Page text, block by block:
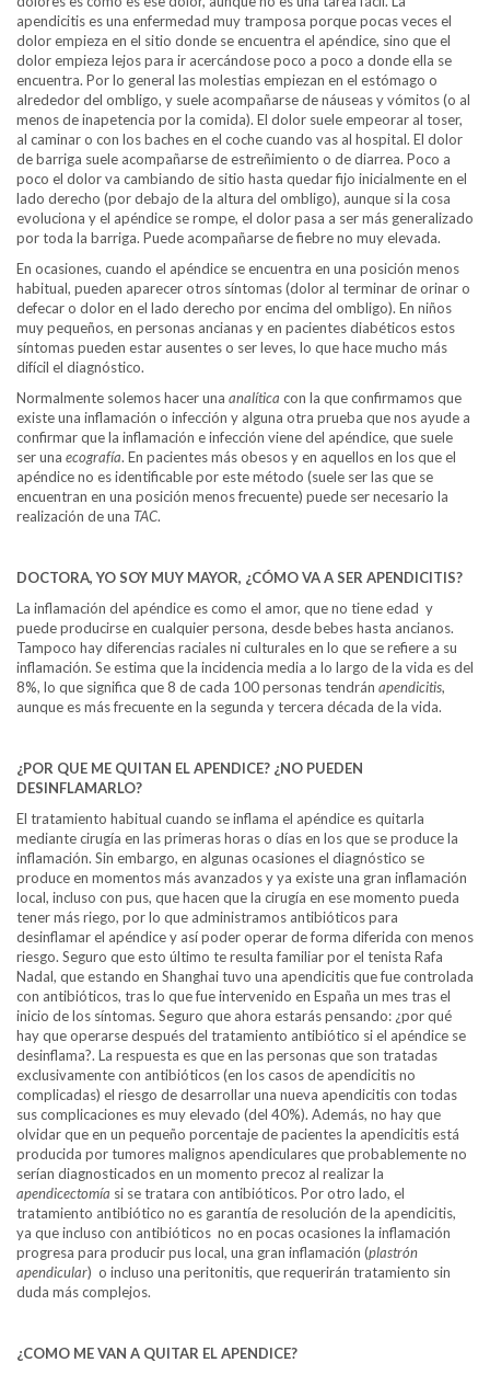
apendicitis es una enfermedad muy tramposa porque pocas veces el
dolor empieza en el sitio donde se encuentra el apéndice, sino que el
dolor empieza lejos para ir acercándose poco a poco a donde ella se
encuentra. Por lo general las molestias empiezan en el estómago o
alrededor del ombligo, y suele acompañarse de náuseas y vómitos (o al
menos de inapetencia por la comida). El dolor suele empeorar al toser,
al caminar o con los baches en el coche cuando vas al hospital. El dolor
de barriga suele acompañarse de estreñimiento o de diarrea. Poco a
poco el dolor va cambiando de sitio hasta quedar fijo inicialmente en el
lado derecho (por debajo de la altura del ombligo), aunque si la cosa
evoluciona y el apéndice se rompe, el dolor pasa a ser más generalizado
por toda la barriga. Puede acompañarse de fiebre no muy elevada.
En ocasiones, cuando el apéndice se encuentra en una posición menos
habitual, pueden aparecer otros síntomas (dolor al terminar de orinar o
defecar o dolor en el lado derecho por encima del ombligo). En niños
muy pequeños, en personas ancianas y en pacientes diabéticos estos
síntomas pueden estar ausentes o ser leves, lo que hace mucho más
difícil el diagnóstico.
Normalmente solemos hacer una analítica con la que confirmamos que
existe una inflamación o infección y alguna otra prueba que nos ayude a
confirmar que la inflamación e infección viene del apéndice, que suele
ser una ecografía. En pacientes más obesos y en aquellos en los que el
apéndice no es identificable por este método (suele ser las que se
encuentran en una posición menos frecuente) puede ser necesario la
realización de una TAC.
DOCTORA, YO SOY MUY MAYOR, ¿CÓMO VA A SER APENDICITIS?
La inflamación del apéndice es como el amor, que no tiene edad y
puede producirse en cualquier persona, desde bebes hasta ancianos.
Tampoco hay diferencias raciales ni culturales en lo que se refiere a su
inflamación. Se estima que la incidencia media a lo largo de la vida es del
8%, lo que significa que 8 de cada 100 personas tendrán apendicitis,
aunque es más frecuente en la segunda y tercera década de la vida.
¿POR QUE ME QUITAN EL APENDICE? ¿NO PUEDEN
DESINFLAMARLO?
El tratamiento habitual cuando se inflama el apéndice es quitarla
mediante cirugía en las primeras horas o días en los que se produce la
inflamación. Sin embargo, en algunas ocasiones el diagnóstico se
produce en momentos más avanzados y ya existe una gran inflamación
local, incluso con pus, que hacen que la cirugía en ese momento pueda
tener más riego, por lo que administramos antibióticos para
desinflamar el apéndice y así poder operar de forma diferida con menos
riesgo. Seguro que esto último te resulta familiar por el tenista Rafa
Nadal, que estando en Shanghai tuvo una apendicitis que fue controlada
con antibióticos, tras lo que fue intervenido en España un mes tras el
inicio de los síntomas. Seguro que ahora estarás pensando: ¿por qué
hay que operarse después del tratamiento antibiótico si el apéndice se
desinflama?. La respuesta es que en las personas que son tratadas
exclusivamente con antibióticos (en los casos de apendicitis no
complicadas) el riesgo de desarrollar una nueva apendicitis con todas
sus complicaciones es muy elevado (del 40%). Además, no hay que
olvidar que en un pequeño porcentaje de pacientes la apendicitis está
producida por tumores malignos apendiculares que probablemente no
serían diagnosticados en un momento precoz al realizar la
apendicectomía si se tratara con antibióticos. Por otro lado, el
tratamiento antibiótico no es garantía de resolución de la apendicitis,
ya que incluso con antibióticos no en pocas ocasiones la inflamación
progresa para producir pus local, una gran inflamación (plastrón
apendicular) o incluso una peritonitis, que requerirán tratamiento sin
duda más complejos.
¿COMO ME VAN A QUITAR EL APENDICE?